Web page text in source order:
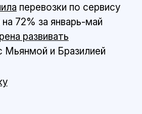
перевозки по сервису
72% за январь-май
развивать
Мьянмой и Бразилией